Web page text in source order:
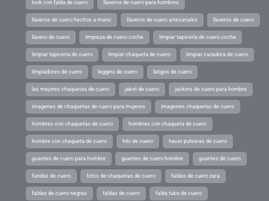
look con falda de cuero llaveros de cuero para hombres
llaveros de cuero hechos a mano llaveros de cuero artesanales llaveros de cuero
llavero de cuero limpieza de cuero coche limpiar tapiceria de cuero coche
limpiar tapiceria de cuero limpiar chaqueta de cuero limpiar cazadora de cuero
limpiadores de cuero leggins de cuero latigos de cuero
las mejores chaquetas de cuero jaket de cuero jackets de cuero para hombre
imagenes de chaquetas de cuero para mujeres imagenes chaquetas de cuero
hombres con chaquetas de cuero hombres con chaqueta de cuero
hombre con chaqueta de cuero hilo de cuero hacer pulseras de cuero
guantes de cuero para hombre guantes de cuero hombre guantes de cuero
fundas de cuero fotos de chaquetas de cuero faldas de cuero zara
faldas de cuero negras faldas de cuero falda tubo de cuero